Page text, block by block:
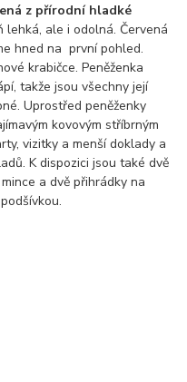
z přírodní hladké
lehká, ale i odolná. Červená
hned na první pohled.
krabičce. Peněženka
takže jsou všechny její
Uprostřed peněženky
kovovým stříbrným
vizitky a menší doklady a
K dispozici jsou také dvě
a dvě přihrádky na